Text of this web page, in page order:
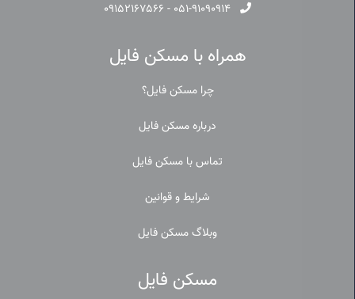
۰۵۱-۹۱۰۹۰۹۱۴ - ۰۹۱۵۲۱۶۷۵۶۶
همراه با مسکن فایل
چرا مسکن فایل؟
درباره مسکن فایل
تماس با مسکن فایل
شرایط و قوانین
وبلاگ مسکن فایل
مسکن فایل